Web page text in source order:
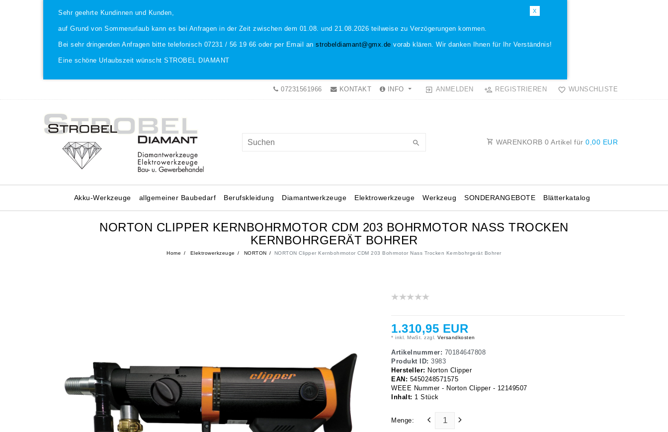
X
Sehr geehrte Kundinnen und Kunden,
auf Grund von Sommerurlaub kann es bei Anfragen in der Zeit zwischen dem 01.08. und 21.08.2026 teilweise zu Verzögerungen kommen.
Bei sehr dringenden Anfragen bitte telefonisch 07231 / 56 19 66 oder per Email an strobeldiamant@gmx.de vorab klären. Wir danken Ihnen für Ihr Verständnis!
Eine schöne Urlaubszeit wünscht STROBEL DIAMANT
07231561966 KONTAKT INFO ANMELDEN REGISTRIEREN WUNSCHLISTE
WARENKORB 0 Artikel für 0,00 EUR
Akku-Werkzeuge allgemeiner Baubedarf Berufskleidung Diamantwerkzeuge Elektrowerkzeuge Werkzeug Blätterkatalog
SONDERANGEBOTE
NORTON CLIPPER KERNBOHRMOTOR CDM 203 BOHRMOTOR NASS TROCKEN
KERNBOHRGERÄT BOHRER
Home Elektrowerkzeuge NORTON NORTON Clipper Kernbohrmotor CDM 203 Bohrmotor Nass Trocken Kernbohrgerät Bohrer
1.310,95 EUR
* inkl. MwSt. zzgl. Versandkosten
Artikelnummer: 70184647808
Produkt ID: 3983
Hersteller: Norton Clipper
EAN: 5450248571575
WEEE Nummer - Norton Clipper - 12149507
Inhalt: 1 Stück
Menge: